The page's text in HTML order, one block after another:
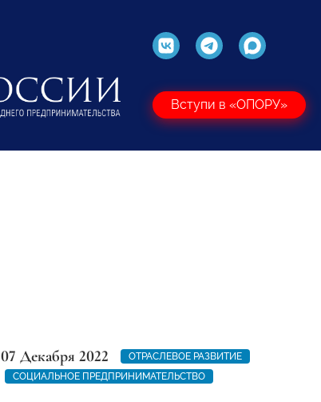
Вступи в «ОПОРУ»
07 Декабря 2022
ОТРАСЛЕВОЕ РАЗВИТИЕ
СОЦИАЛЬНОЕ ПРЕДПРИНИМАТЕЛЬСТВО